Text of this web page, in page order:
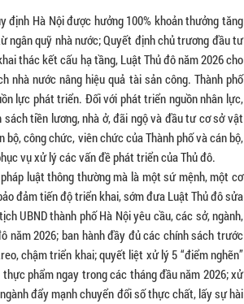
định Hà Nội được hưởng 100% khoản thưởng tăng
ngân quỹ nhà nước; Quyết định chủ trương đầu tư
thác kết cấu hạ tầng, Luật Thủ đô năm 2026 cho
nhà nước nâng hiệu quả tài sản công. Thành phố
lực phát triển. Đối với phát triển nguồn nhân lực,
tiền lương, nhà ở, đãi ngộ và đầu tư cơ sở vật
công chức, viên chức của Thành phố và cán bộ,
vụ xử lý các vấn đề phát triển của Thủ đô.
luật thông thường mà là một sứ mệnh, một cơ
đảm tiến độ triển khai, sớm đưa Luật Thủ đô sửa
UBND thành phố Hà Nội yêu cầu, các sở, ngành,
năm 2026; ban hành đầy đủ các chính sách trước
chậm triển khai; quyết liệt xử lý 5 “điểm nghẽn”
phẩm ngay trong các tháng đầu năm 2026; xử
đẩy mạnh chuyển đổi số thực chất, lấy sự hài